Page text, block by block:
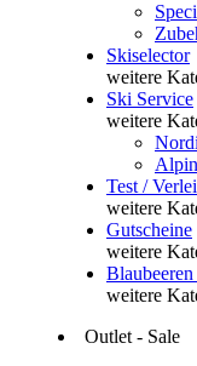
Skiselector
weitere
Ski Service
weitere
Test /
weitere
Gutscheine
weitere
weitere
Outlet - Sale